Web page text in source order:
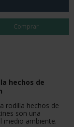
Comprar
hechos de
rodilla hechos de
son una
medio ambiente.